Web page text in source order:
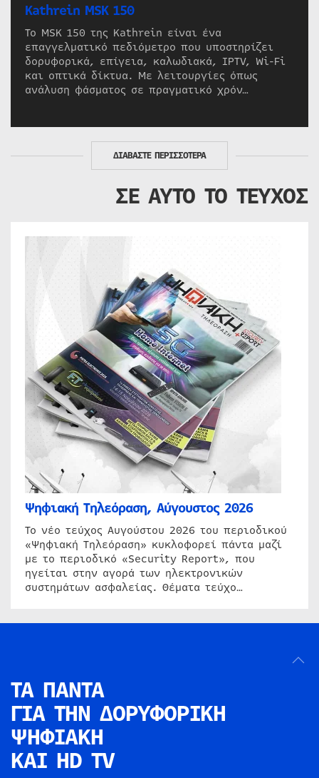
Kathrein MSK 150
Το MSK 150 της Kathrein είναι ένα
επαγγελματικό πεδιόμετρο που υποστηρίζει
δορυφορικά, επίγεια, καλωδιακά, IPTV, Wi-Fi
και οπτικά δίκτυα. Με λειτουργίες όπως
ανάλυση φάσματος σε πραγματικό χρόν…
ΔΙΑΒΑΣΤΕ ΠΕΡΙΣΣΟΤΕΡΑ
ΣΕ ΑΥΤΟ ΤΟ ΤΕΥΧΟΣ
Ψηφιακή Τηλεόραση, Αύγουστος 2026
Το νέο τεύχος Αυγούστου 2026 του περιοδικού
«Ψηφιακή Τηλεόραση» κυκλοφορεί πάντα μαζί
με το περιοδικό «Security Report», που
ηγείται στην αγορά των ηλεκτρονικών
συστημάτων ασφαλείας. Θέματα τεύχο…
ΤΑ ΠΑΝΤΑ
ΓΙΑ ΤΗΝ ΔΟΡΥΦΟΡΙΚΗ
ΨΗΦΙΑΚΗ
ΚΑΙ HD TV